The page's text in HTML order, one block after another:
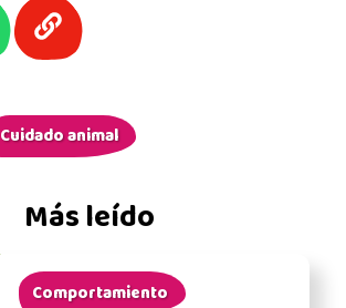
Más leído
Comportamiento
Cuidado animal